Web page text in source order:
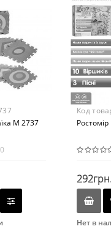
Вид
Коврик
Возраст
От 0
M 2737
Код
292грн.
Нет в